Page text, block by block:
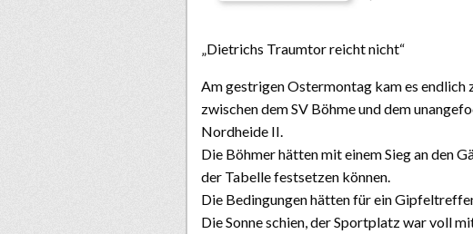
„Dietrichs Traumtor reicht nicht“
Am gestrigen Ostermontag kam es endlich
zwischen dem SV Böhme und dem
Nordheide II.
Die Böhmer hätten mit einem Sieg an den
der Tabelle festsetzen können.
Die Bedingungen hätten für ein
Die Sonne schien, der Sportplatz war voll